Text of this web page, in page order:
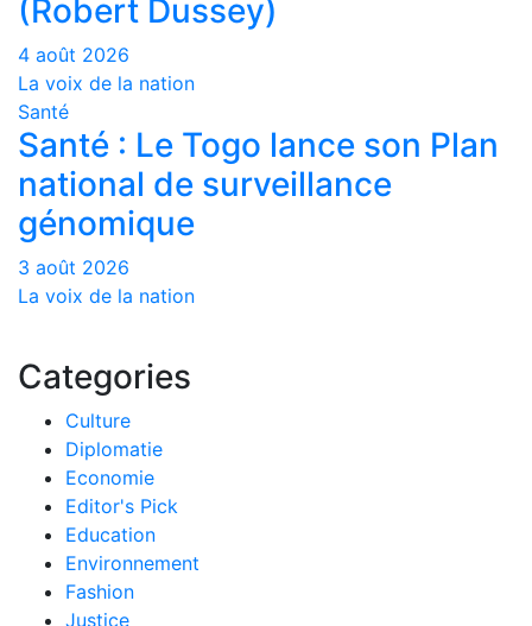
(Robert Dussey)
4 août 2026
La voix de la nation
Santé
Santé : Le Togo lance son Plan
national de surveillance
génomique
3 août 2026
La voix de la nation
Categories
Culture
Diplomatie
Economie
Editor's Pick
Education
Environnement
Fashion
Justice